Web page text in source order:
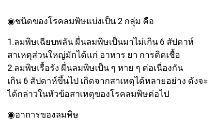
◉ชนิดของโรคลมพิษแบ่งเป็น 2 กลุ่ม คือ
1.ลมพิษเฉียบพลัน ผื่นลมพิษเป็นมาไม่เกิน 6 สัปดาห์
สาเหตุส่วนใหญ่มักได้แก่ อาหาร ยา การติดเชื้อ
2.ลมพิษเรื้อรัง ผื่นลมพิษเป็น ๆ หาย ๆ ต่อเนื่องกัน
เกิน 6 สัปดาห์ขึ้นไป เกิดจากสาเหตุได้หลายอย่าง ดังจะ
ได้กล่าวในหัวข้อสาเหตุของโรคลมพิษต่อไป
◉อาการของลมพิษ